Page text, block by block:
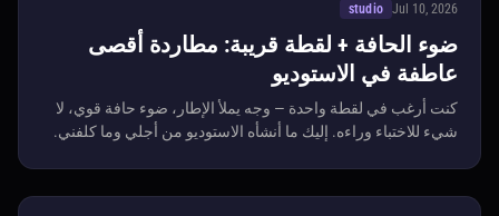
Jul 10, 2026
studio
ضوء الحافة + لقطة قريبة: مطاردة أقصى
عاطفة في الاستوديو
كنت أرغب في لقطة واحدة — وجه يملأ الإطار، ضوء حافة قوي، لا
شيء للاختباء وراءه. إليك ما أنشأه الاستوديو من أجلي وما كلفني.